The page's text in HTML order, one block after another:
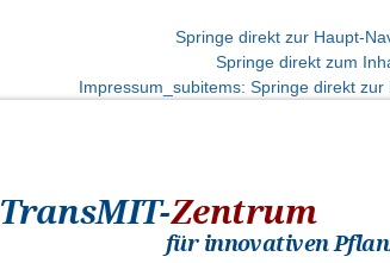
Springe direkt zur Haupt-
Springe direkt zum
Impressum_subitems: Springe direkt
TransMIT-Zentrum
für innovativen